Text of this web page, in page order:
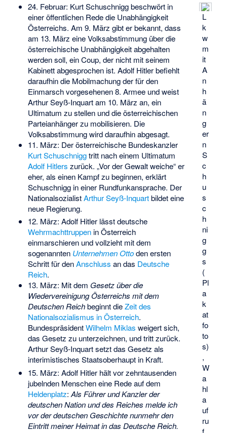
L
k
w
m
it
A
n
h
ä
n
g
er
n
S
c
h
u
s
c
h
ni
g
g
s
(
Pl
a
k
at
fo
to
s)
,
W
a
hl
a
uf
ru
24. Februar: Kurt Schuschnigg beschwört in
einer öffentlichen Rede die Unabhängigkeit
Österreichs. Am 9. März gibt er bekannt, dass
am 13. März eine Volksabstimmung über die
österreichische Unabhängigkeit abgehalten
werden soll, ein Coup, der nicht mit seinem
Kabinett abgesprochen ist. Adolf Hitler befiehlt
daraufhin die Mobilmachung der für den
Einmarsch vorgesehenen 8. Armee und weist
Arthur Seyß-Inquart am 10. März an, ein
Ultimatum zu stellen und die österreichischen
Parteianhänger zu mobilisieren. Die
Volksabstimmung wird daraufhin abgesagt.
11. März: Der österreichische Bundeskanzler
Kurt Schuschniggtritt nach einem Ultimatum
Adolf Hitlers zurück. „Vor der Gewalt weiche“ er
eher, als einen Kampf zu beginnen, erklärt
Schuschnigg in einer Rundfunkansprache. Der
NationalsozialistArthur Seyß-Inquartbildet eine
neue Regierung.
12. März: Adolf Hitler lässt deutsche
Wehrmachttruppenin Österreich
einmarschieren und vollzieht mit dem
sogenannten Unternehmen Ottoden ersten
Schritt für denAnschluss an das Deutsche
Reich.
13. März: Mit dem Gesetz über die
Wiedervereinigung Österreichs mit dem
Deutschen Reichbeginnt dieZeit des
Nationalsozialismus in Österreich.
BundespräsidentWilhelm Miklas weigert sich,
das Gesetz zu unterzeichnen, und tritt zurück.
Arthur Seyß-Inquart setzt das Gesetz als
interimistisches Staatsoberhaupt in Kraft.
15. März: Adolf Hitler hält vor zehntausenden
jubelnden Menschen eine Rede auf dem
Heldenplatz: Als Führer und Kanzler der
deutschen Nation und des Reiches melde ich
vor der deutschen Geschichte nunmehr den
Eintritt meiner Heimat in das Deutsche Reich.